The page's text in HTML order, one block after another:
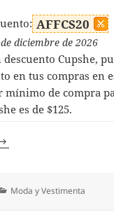
AFFCS20
diciembre de 2026
descuento Cupshe,
en tus compras en
de compra
es de $125.
Códigos Descuento
Categorías
Moda y Vestimenta